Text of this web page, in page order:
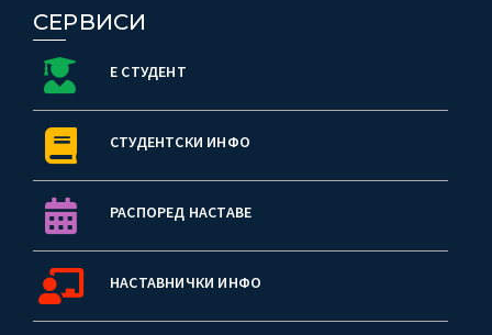
СЕРВИСИ
Е СТУДЕНТ
СТУДЕНТСКИ ИНФО
РАСПОРЕД НАСТАВЕ
НАСТАВНИЧКИ ИНФО